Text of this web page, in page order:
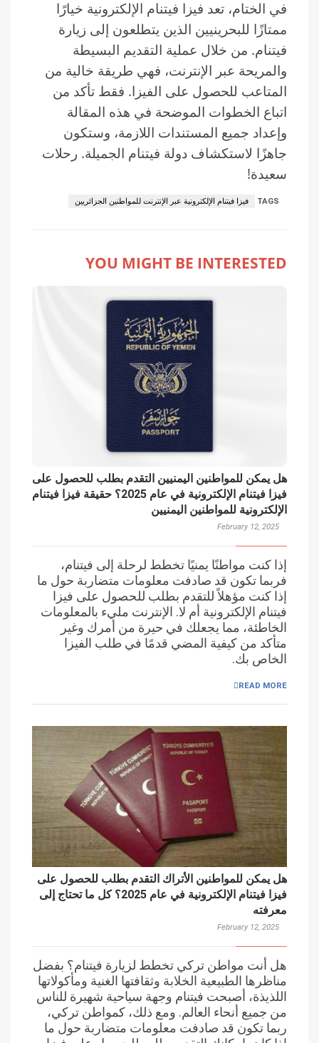
في الختام، تعد فيزا فيتنام الإلكترونية خيارًا
ممتازًا للبحرينيين الذين يتطلعون إلى زيارة
فيتنام. من خلال عملية التقديم البسيطة
والمريحة عبر الإنترنت، فهي طريقة خالية من
المتاعب للحصول على الفيزا. فقط تأكد من
اتباع الخطوات الموضحة في هذه المقالة
وإعداد جميع المستندات اللازمة، وستكون
جاهزًا لاستكشاف دولة فيتنام الجميلة. رحلات
سعيدة!
TAGS فيزا فيتنام الإلكترونية عبر الإنترنت للمواطنين الجزائريين
YOU MIGHT BE INTERESTED
هل يمكن للمواطنين اليمنيين التقدم بطلب للحصول على
فيزا فيتنام الإلكترونية في عام 2025؟ حقيقة فيزا فيتنام
الإلكترونية للمواطنين اليمنيين
February 12, 2025
إذا كنت مواطنًا يمنيًا تخطط لرحلة إلى فيتنام،
فربما تكون قد صادفت معلومات متضاربة حول ما
إذا كنت مؤهلاً للتقدم بطلب للحصول على فيزا
فيتنام الإلكترونية أم لا. الإنترنت مليء بالمعلومات
الخاطئة، مما يجعلك في حيرة من أمرك وغير
متأكد من كيفية المضي قدمًا في طلب الفيزا
الخاص بك.
READ MORE
هل يمكن للمواطنين الأتراك التقدم بطلب للحصول على
فيزا فيتنام الإلكترونية في عام 2025؟ كل ما تحتاج إلى
معرفته
February 12, 2025
هل أنت مواطن تركي تخطط لزيارة فيتنام؟ بفضل
مناظرها الطبيعية الخلابة وثقافتها الغنية ومأكولاتها
اللذيذة، أصبحت فيتنام وجهة سياحية شهيرة للناس
من جميع أنحاء العالم. ومع ذلك، كمواطن تركي،
ربما تكون قد صادفت معلومات متضاربة حول ما